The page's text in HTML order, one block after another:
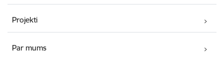
Projekti
Par mums